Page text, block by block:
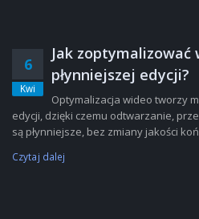
6
Kwi
Jak zoptymalizować
płynniejszej edycji?
Optymalizacja wideo tworzy
edycji, dzięki czemu odtwarzanie,
są płynniejsze, bez zmiany jakości
Czytaj dalej